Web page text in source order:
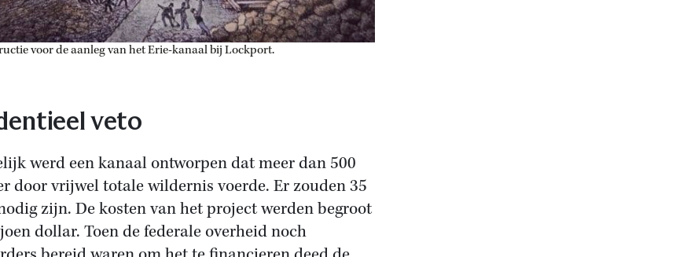
voor de aanleg van het Erie-kanaal bij Lockport.
veto
werd een kanaal ontworpen dat meer dan 500
door vrijwel totale wildernis voerde. Er zouden 35
zijn. De kosten van het project werden begroot
dollar. Toen de federale overheid noch